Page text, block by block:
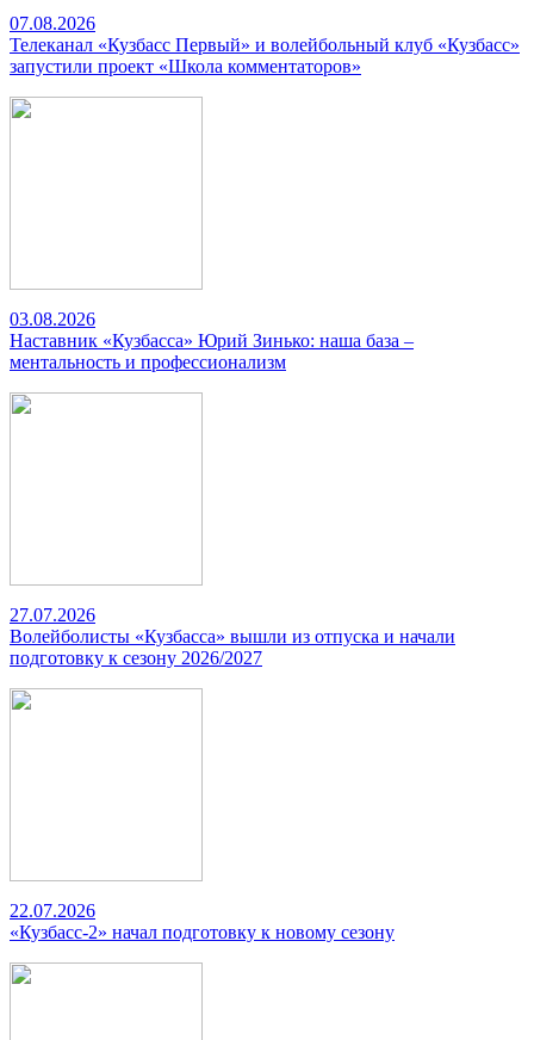
07.08.2026
Телеканал «Кузбасс Первый» и волейбольный клуб «Кузбасс»
запустили проект «Школа комментаторов»
03.08.2026
Наставник «Кузбасса» Юрий Зинько: наша база –
ментальность и профессионализм
27.07.2026
Волейболисты «Кузбасса» вышли из отпуска и начали
подготовку к сезону 2026/2027
22.07.2026
«Кузбасс-2» начал подготовку к новому сезону